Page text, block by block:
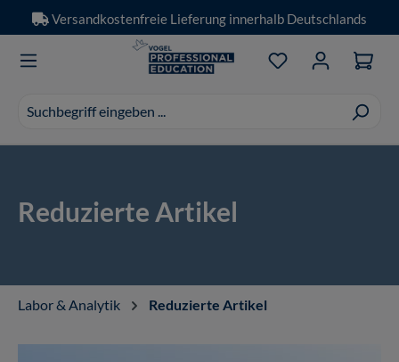
Zum Hauptinhalt springen
Versandkostenfreie Lieferung innerhalb Deutschlands
erscheinen
während
Du hast 0
Reduzierte Artikel
Labor & Analytik Reduzierte Artikel